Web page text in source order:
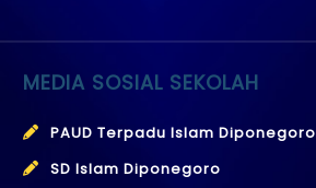
MEDIA SOSIAL SEKOLAH
PAUD Terpadu Islam Diponegoro
SD Islam Diponegoro